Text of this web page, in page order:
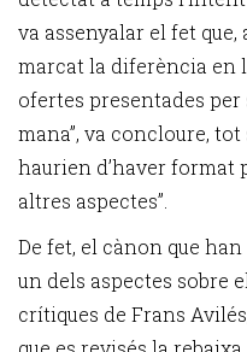
va assenyalar el fet
marcat la diferència en
ofertes presentades per
mana”, va concloure,
haurien d’haver format
altres aspectes”.
De fet, el cànon que
un dels aspectes sobre
crítiques de Frans